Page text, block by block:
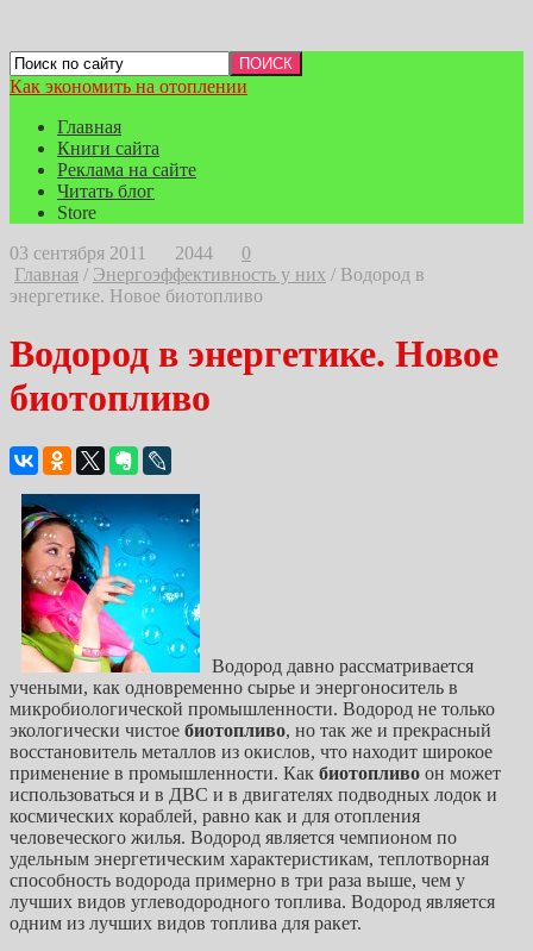
Как экономить на отоплении
Главная
Книги сайта
Реклама на сайте
Читать блог
Store
03 сентября 2011
2044
0
Главная / Энергоэффективность у них / Водород в
энергетике. Новое биотопливо
Водород в энергетике. Новое
биотопливо
Водород давно рассматривается
учеными, как одновременно сырье и энергоноситель в
микробиологической промышленности. Водород не только
экологически чистое биотопливо, но так же и прекрасный
восстановитель металлов из окислов, что находит широкое
применение в промышленности. Как биотопливо он может
использоваться и в ДВС и в двигателях подводных лодок и
космических кораблей, равно как и для отопления
человеческого жилья. Водород является чемпионом по
удельным энергетическим характеристикам, теплотворная
способность водорода примерно в три раза выше, чем у
лучших видов углеводородного топлива. Водород является
одним из лучших видов топлива для ракет.